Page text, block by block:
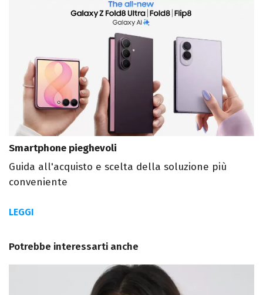
Smartphone pieghevoli
Guida all'acquisto e scelta della soluzione più
conveniente
LEGGI
Potrebbe interessarti anche